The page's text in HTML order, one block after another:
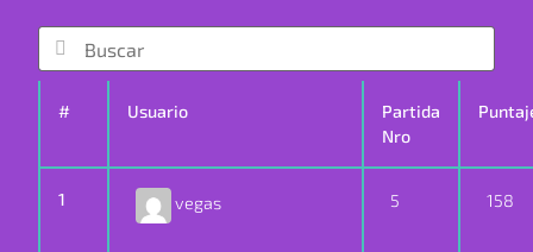
# Usuario
Partida
Nro
1 vegas 5 158